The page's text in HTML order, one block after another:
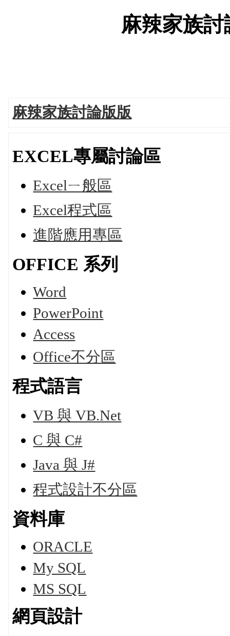
麻辣家族
麻辣家族討論版版
EXCEL專屬討論區
Excelㄧ般區
Excel程式區
進階應用專區
OFFICE 系列
Word
PowerPoint
Access
Office不分區
程式語言
VB 與 VB.Net
C 與 C#
Java 與 J#
程式設計不分區
資料庫
ORACLE
My SQL
MS SQL
網頁設計